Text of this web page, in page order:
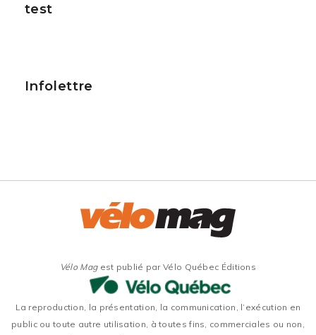
test
Infolettre
Vélo Magest publié par Vélo Québec Éditions
La reproduction, la présentation, la communication, l’exécution en
public ou toute autre utilisation, à toutes fins, commerciales ou non,